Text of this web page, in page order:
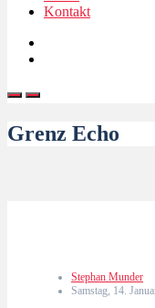
Kontakt
Grenz Echo
Stephan Munder
Samstag, 14.